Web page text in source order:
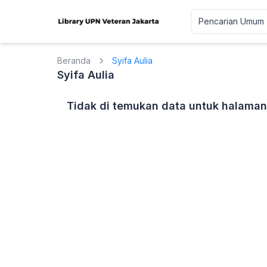
Beranda Syifa Aulia
Syifa Aulia
Tidak di temukan data untuk